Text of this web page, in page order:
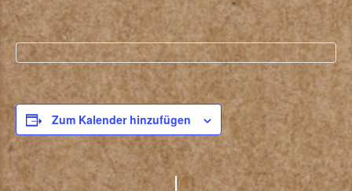
Zum Kalender hinzufügen